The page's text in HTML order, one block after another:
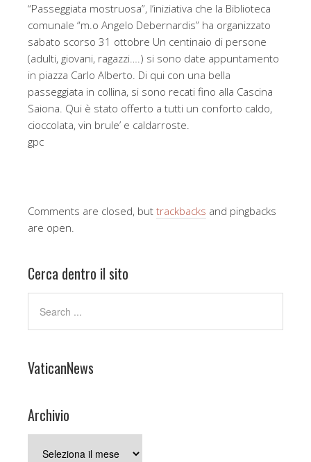
“Passeggiata mostruosa”, l’iniziativa che la Biblioteca
comunale “m.o Angelo Debernardis” ha organizzato
sabato scorso 31 ottobre Un centinaio di persone
(adulti, giovani, ragazzi….) si sono date appuntamento
in piazza Carlo Alberto. Di qui con una bella
passeggiata in collina, si sono recati fino alla Cascina
Saiona. Qui è stato offerto a tutti un conforto caldo,
cioccolata, vin brule’ e caldarroste.
gpc
Comments are closed, but trackbacks and pingbacks
are open.
Cerca dentro il sito
VaticanNews
Archivio